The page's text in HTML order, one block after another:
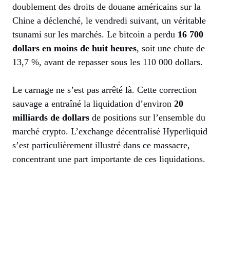
doublement des droits de douane américains sur la
Chine a déclenché, le vendredi suivant, un véritable
tsunami sur les marchés. Le bitcoin a perdu 16 700
dollars en moins de huit heures, soit une chute de
13,7 %, avant de repasser sous les 110 000 dollars.
Le carnage ne s’est pas arrêté là. Cette correction
sauvage a entraîné la liquidation d’environ 20
milliards de dollars de positions sur l’ensemble du
marché crypto. L’exchange décentralisé Hyperliquid
s’est particulièrement illustré dans ce massacre,
concentrant une part importante de ces liquidations.